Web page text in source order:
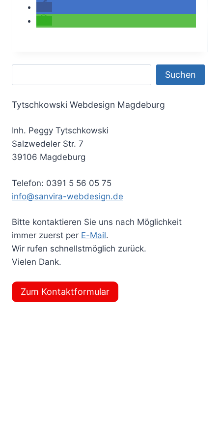
Suchen
Tytschkowski Webdesign Magdeburg
Inh. Peggy Tytschkowski
Salzwedeler Str. 7
39106 Magdeburg
Telefon: 0391 5 56 05 75
info@sanvira-webdesign.de
Bitte kontaktieren Sie uns nach Möglichkeit
immer zuerst per E-Mail.
Wir rufen schnellstmöglich zurück.
Vielen Dank.
Zum Kontaktformular